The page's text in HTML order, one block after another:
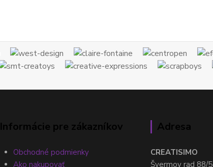
Informácie pre zákazníkov
Obchodné podmienky
Ako nakupovať
Adresa
CREATISIMO
Švermov rad 88/5